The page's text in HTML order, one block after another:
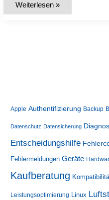
Aufgabenplanung
Weiterlesen »
Apple Authentifizierung Backup
Datenschutz Datensicherung
Entscheidungshilfe
Fehlermeldungen Geräte
Kaufberatung
Leistungsoptimierung Linux